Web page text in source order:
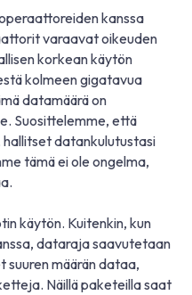
kanssa
varaavat oikeuden
korkean käytön
kolmeen gigatavua
datamäärä on
Suosittelemme, että
datankulutustasi
tämä ei ole ongelma,
käytön. Kuitenkin, kun
dataraja saavutetaan
määrän dataa,
Näillä paketeilla saat